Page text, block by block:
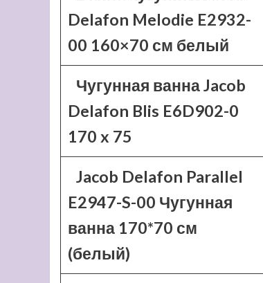
Delafon Melodie E2932-
00 160×70 см белый
Чугунная ванна Jacob
Delafon Blis E6D902-0
170 x 75
Jacob Delafon Parallel
E2947-S-00 Чугунная
ванна 170*70 см
(белый)